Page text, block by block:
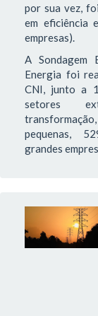
por sua vez,
em eficiência
empresas).
A Sondagem
Energia foi
CNI, junto a
setores
pequenas,
grandes